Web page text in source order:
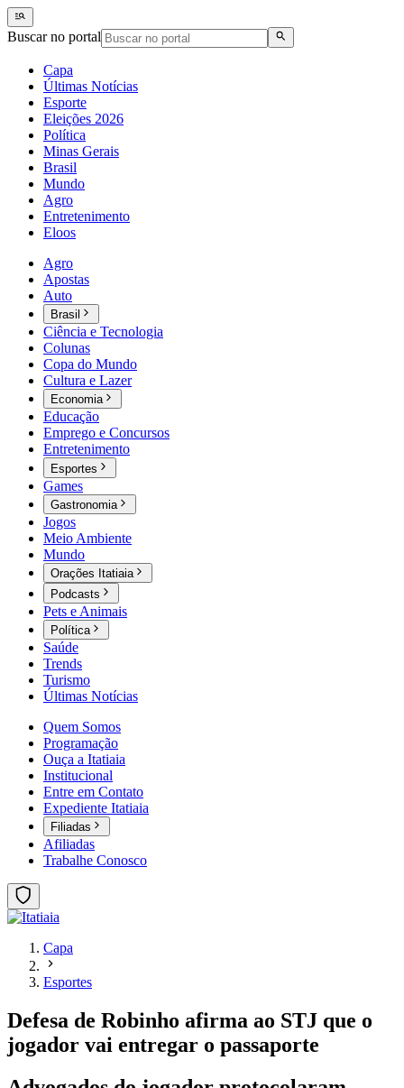
Buscar no portal
Capa
Últimas Notícias
Esporte
Eleições 2026
Política
Minas Gerais
Brasil
Mundo
Agro
Entretenimento
Eloos
Agro
Apostas
Auto
Brasil
Ciência e Tecnologia
Colunas
Copa do Mundo
Cultura e Lazer
Economia
Educação
Emprego e Concursos
Entretenimento
Esportes
Games
Gastronomia
Jogos
Meio Ambiente
Mundo
Orações Itatiaia
Podcasts
Pets e Animais
Política
Saúde
Trends
Turismo
Últimas Notícias
Quem Somos
Programação
Ouça a Itatiaia
Institucional
Entre em Contato
Expediente Itatiaia
Filiadas
Afiliadas
Trabalhe Conosco
Capa
Esportes
Defesa de Robinho afirma ao STJ que o
jogador vai entregar o passaporte